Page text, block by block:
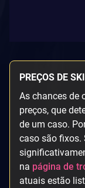
PREÇOS DE
As chances de
preços, que
de um caso.
caso são fixos.
na página de
atuais estão